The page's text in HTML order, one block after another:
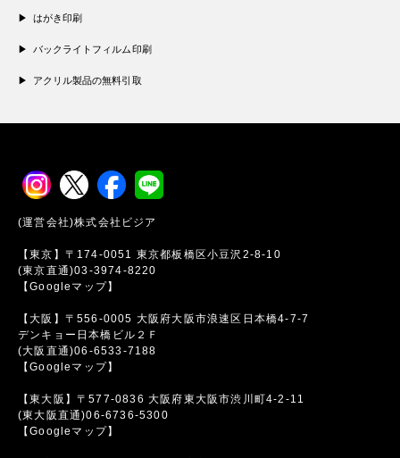
はがき印刷
バックライトフィルム印刷
アクリル製品の無料引取
(運営会社)株式会社ビジア
【東京】〒174-0051 東京都板橋区小豆沢2-8-10
(東京直通)03-3974-8220
【Googleマップ】
【大阪】〒556-0005 大阪府大阪市浪速区日本橋4-7-7
デンキョー日本橋ビル２Ｆ
(大阪直通)06-6533-7188
【Googleマップ】
【東大阪】〒577-0836 大阪府東大阪市渋川町4-2-11
(東大阪直通)06-6736-5300
【Googleマップ】